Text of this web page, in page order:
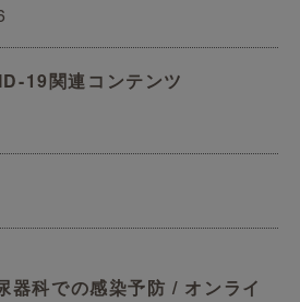
19関連コンテンツ
器科での感染予防 / オンライ